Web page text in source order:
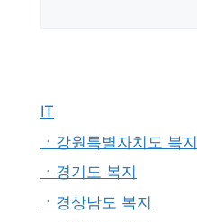
IT
ㆍ강원특별자치도 복지
ㆍ경기도 복지
ㆍ경상남도 복지